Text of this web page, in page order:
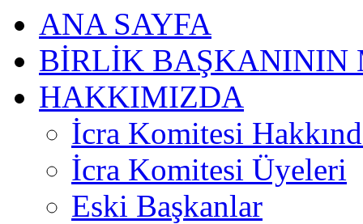
ANA SAYFA
BİRLİK BAŞKANININ
HAKKIMIZDA
İcra Komitesi
İcra Komitesi Üyeleri
Eski Başkanlar